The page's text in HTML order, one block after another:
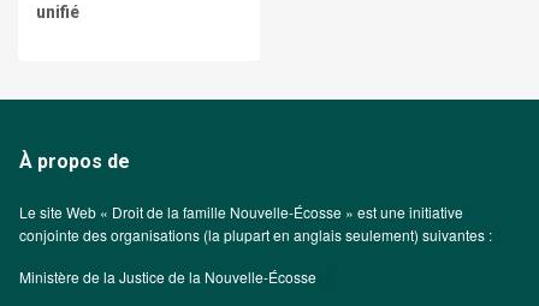
unifié
À propos de
Le site Web « Droit de la famille Nouvelle-Écosse » est une initiative
conjointe des organisations (la plupart en anglais seulement) suivantes :
Ministère de la Justice de la Nouvelle-Écosse